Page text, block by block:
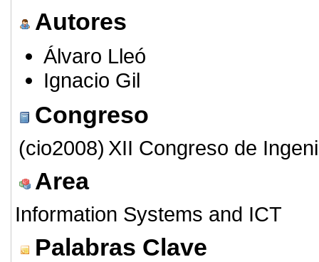
Autores
Álvaro Lleó
Ignacio Gil
Congreso
(cio2008) XII Congreso de
Area
Information Systems and ICT
Palabras Clave